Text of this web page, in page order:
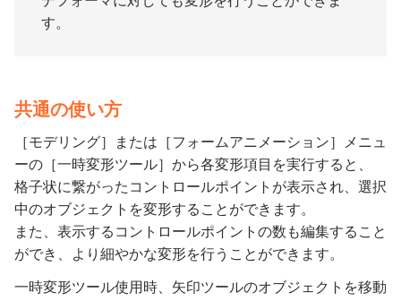
す。
共通の使い方
［モデリング］または［フォームアニメーション］メニュ
ーの［一時変形ツール］から各変形項目を実行すると、
格子状に繋がったコントロールポイントが表示され、選択
中のオブジェクトを変形することができます。
また、表示するコントロールポイントの数も編集すること
ができ、より細やかな変形を行うことができます。
一時変形ツール使用時、矢印ツールのオブジェクトを移動